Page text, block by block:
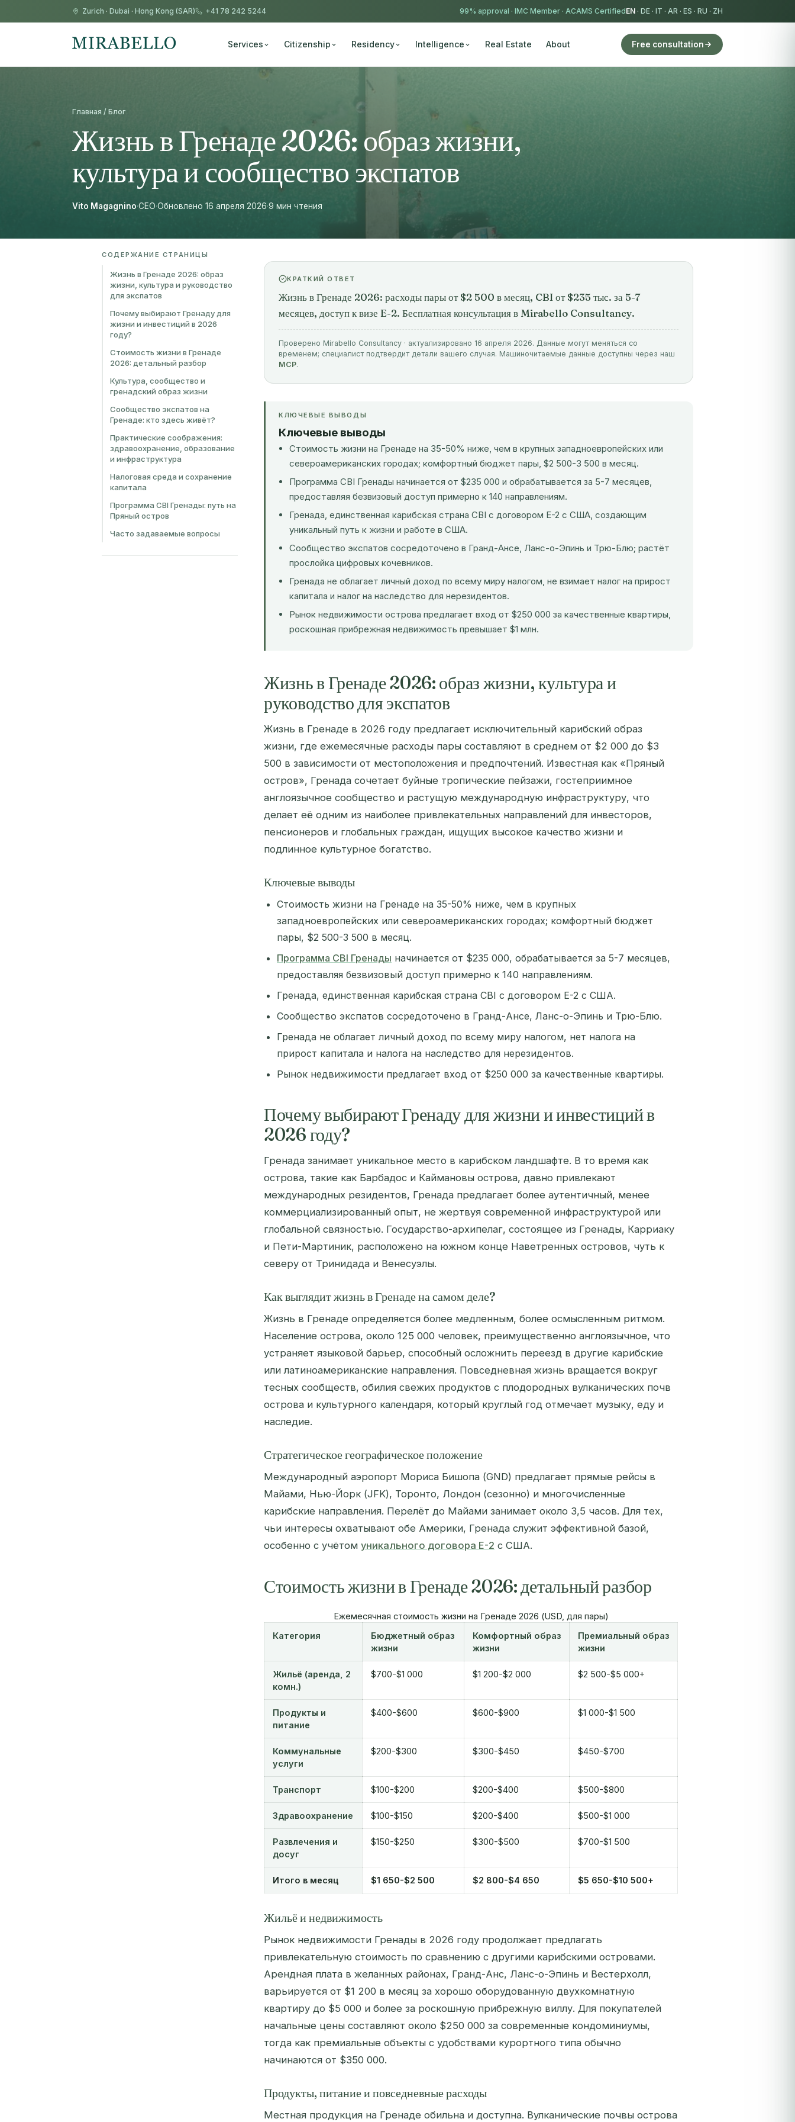
Zurich · Dubai · Hong Kong (SAR) +41 78 242 5244 99% approval · IMC Member · ACAMS CertifiedEN · DE · IT · AR · ES · RU · ZH
Services Citizenship Residency Intelligence Real Estate About Free consultation
Главная / Блог
Жизнь в Гренаде 2026: образ жизни,
культура и сообщество экспатов
Vito Magagnino·CEO·Обновлено 16 апреля 2026·9 мин чтения
СОДЕРЖАНИЕ СТРАНИЦЫ
Жизнь в Гренаде 2026: образ
жизни, культура и руководство
для экспатов
Почему выбирают Гренаду для
жизни и инвестиций в 2026
году?
Стоимость жизни в Гренаде
2026: детальный разбор
Культура, сообщество и
гренадский образ жизни
Сообщество экспатов на
Гренаде: кто здесь живёт?
Практические соображения:
здравоохранение, образование
и инфраструктура
Налоговая среда и сохранение
капитала
Программа CBI Гренады: путь на
Пряный остров
Часто задаваемые вопросы
КРАТКИЙ ОТВЕТ
Жизнь в Гренаде 2026: расходы пары от $2 500 в месяц, CBI от $235 тыс. за 5-7
месяцев, доступ к визе E-2. Бесплатная консультация в Mirabello Consultancy.
Проверено Mirabello Consultancy · актуализировано 16 апреля 2026. Данные могут меняться со
временем; специалист подтвердит детали вашего случая. Машиночитаемые данные доступны через наш
MCP.
КЛЮЧЕВЫЕ ВЫВОДЫ
Ключевые выводы
Стоимость жизни на Гренаде на 35-50% ниже, чем в крупных западноевропейских или
североамериканских городах; комфортный бюджет пары, $2 500-3 500 в месяц.
Программа CBI Гренады начинается от $235 000 и обрабатывается за 5-7 месяцев,
предоставляя безвизовый доступ примерно к 140 направлениям.
Гренада, единственная карибская страна CBI с договором E-2 с США, создающим
уникальный путь к жизни и работе в США.
Сообщество экспатов сосредоточено в Гранд-Ансе, Ланс-о-Эпинь и Трю-Блю; растёт
прослойка цифровых кочевников.
Гренада не облагает личный доход по всему миру налогом, не взимает налог на прирост
капитала и налог на наследство для нерезидентов.
Рынок недвижимости острова предлагает вход от $250 000 за качественные квартиры,
роскошная прибрежная недвижимость превышает $1 млн.
Жизнь в Гренаде 2026: образ жизни, культура и
руководство для экспатов
Жизнь в Гренаде в 2026 году предлагает исключительный карибский образ
жизни, где ежемесячные расходы пары составляют в среднем от $2 000 до $3
500 в зависимости от местоположения и предпочтений. Известная как «Пряный
остров», Гренада сочетает буйные тропические пейзажи, гостеприимное
англоязычное сообщество и растущую международную инфраструктуру, что
делает её одним из наиболее привлекательных направлений для инвесторов,
пенсионеров и глобальных граждан, ищущих высокое качество жизни и
подлинное культурное богатство.
Ключевые выводы
Стоимость жизни на Гренаде на 35-50% ниже, чем в крупных
западноевропейских или североамериканских городах; комфортный бюджет
пары, $2 500-3 500 в месяц.
Программа CBI Гренады начинается от $235 000, обрабатывается за 5-7 месяцев,
предоставляя безвизовый доступ примерно к 140 направлениям.
Гренада, единственная карибская страна CBI с договором E-2 с США.
Сообщество экспатов сосредоточено в Гранд-Ансе, Ланс-о-Эпинь и Трю-Блю.
Гренада не облагает личный доход по всему миру налогом, нет налога на
прирост капитала и налога на наследство для нерезидентов.
Рынок недвижимости предлагает вход от $250 000 за качественные квартиры.
Почему выбирают Гренаду для жизни и инвестиций в
2026 году?
Гренада занимает уникальное место в карибском ландшафте. В то время как
острова, такие как Барбадос и Каймановы острова, давно привлекают
международных резидентов, Гренада предлагает более аутентичный, менее
коммерциализированный опыт, не жертвуя современной инфраструктурой или
глобальной связностью. Государство-архипелаг, состоящее из Гренады, Карриаку
и Пети-Мартиник, расположено на южном конце Наветренных островов, чуть к
северу от Тринидада и Венесуэлы.
Как выглядит жизнь в Гренаде на самом деле?
Жизнь в Гренаде определяется более медленным, более осмысленным ритмом.
Население острова, около 125 000 человек, преимущественно англоязычное, что
устраняет языковой барьер, способный осложнить переезд в другие карибские
или латиноамериканские направления. Повседневная жизнь вращается вокруг
тесных сообществ, обилия свежих продуктов с плодородных вулканических почв
острова и культурного календаря, который круглый год отмечает музыку, еду и
наследие.
Стратегическое географическое положение
Международный аэропорт Мориса Бишопа (GND) предлагает прямые рейсы в
Майами, Нью-Йорк (JFK), Торонто, Лондон (сезонно) и многочисленные
карибские направления. Перелёт до Майами занимает около 3,5 часов. Для тех,
чьи интересы охватывают обе Америки, Гренада служит эффективной базой,
особенно с учётом уникального договора E-2 с США.
Стоимость жизни в Гренаде 2026: детальный разбор
Ежемесячная стоимость жизни на Гренаде 2026 (USD, для пары)
Категория
Бюджетный образ
жизни
Комфортный образ
жизни
Премиальный образ
жизни
Жильё (аренда, 2
комн.)
$700-$1 000 $1 200-$2 000 $2 500-$5 000+
Продукты и
питание
$400-$600 $600-$900 $1 000-$1 500
Коммунальные
услуги
$200-$300 $300-$450 $450-$700
Транспорт $100-$200 $200-$400 $500-$800
Здравоохранение $100-$150 $200-$400 $500-$1 000
Развлечения и
досуг
$150-$250 $300-$500 $700-$1 500
Итого в месяц $1 650-$2 500 $2 800-$4 650 $5 650-$10 500+
Жильё и недвижимость
Рынок недвижимости Гренады в 2026 году продолжает предлагать
привлекательную стоимость по сравнению с другими карибскими островами.
Арендная плата в желанных районах, Гранд-Анс, Ланс-о-Эпинь и Вестерхолл,
варьируется от $1 200 в месяц за хорошо оборудованную двухкомнатную
квартиру до $5 000 и более за роскошную прибрежную виллу. Для покупателей
начальные цены составляют около $250 000 за современные кондоминиумы,
тогда как премиальные объекты с удобствами курортного типа обычно
начинаются от $350 000.
Продукты, питание и повседневные расходы
Местная продукция на Гренаде обильна и доступна. Вулканические почвы острова